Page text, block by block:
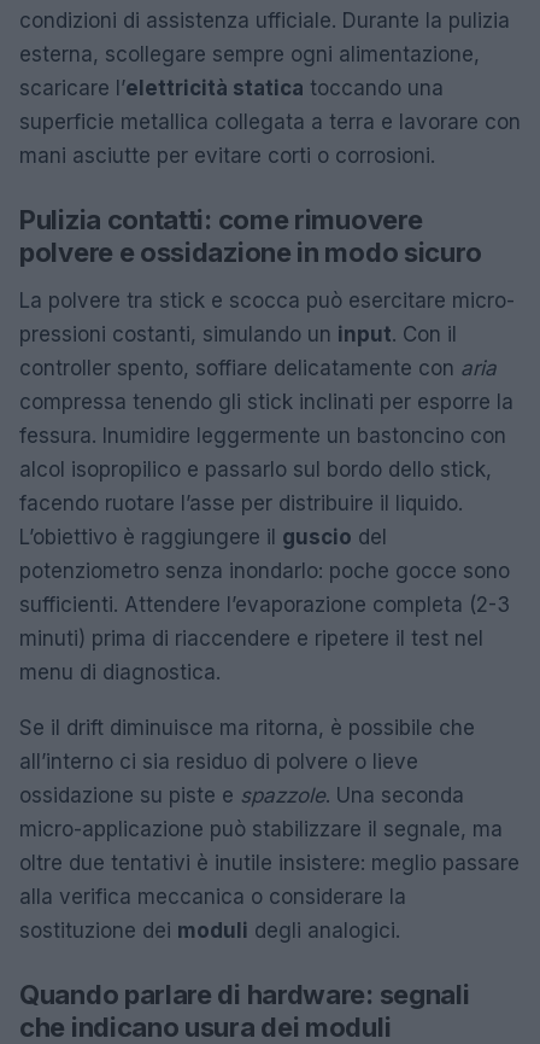
condizioni di assistenza ufficiale. Durante la pulizia
esterna, scollegare sempre ogni alimentazione,
scaricare l’elettricità statica toccando una
superficie metallica collegata a terra e lavorare con
mani asciutte per evitare corti o corrosioni.
Pulizia contatti: come rimuovere
polvere e ossidazione in modo sicuro
La polvere tra stick e scocca può esercitare micro-
pressioni costanti, simulando un input. Con il
controller spento, soffiare delicatamente con aria
compressa tenendo gli stick inclinati per esporre la
fessura. Inumidire leggermente un bastoncino con
alcol isopropilico e passarlo sul bordo dello stick,
facendo ruotare l’asse per distribuire il liquido.
L’obiettivo è raggiungere il guscio del
potenziometro senza inondarlo: poche gocce sono
sufficienti. Attendere l’evaporazione completa (2-3
minuti) prima di riaccendere e ripetere il test nel
menu di diagnostica.
Se il drift diminuisce ma ritorna, è possibile che
all’interno ci sia residuo di polvere o lieve
ossidazione su piste e spazzole. Una seconda
micro-applicazione può stabilizzare il segnale, ma
oltre due tentativi è inutile insistere: meglio passare
alla verifica meccanica o considerare la
sostituzione dei moduli degli analogici.
Quando parlare di hardware: segnali
che indicano usura dei moduli